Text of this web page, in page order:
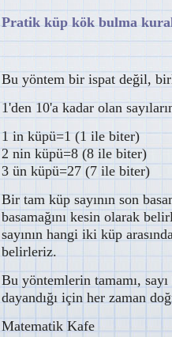
Pratik küp kök bulma
Bu yöntem bir ispat değil,
1'den 10'a kadar olan
1 in küpü=1 (1 ile biter)
2 nin küpü=8 (8 ile biter)
3 ün küpü=27 (7 ile biter)
Bir tam küp sayının son
basamağını kesin olarak
sayının hangi iki küp
belirleriz.
Bu yöntemlerin tamamı, sayı
dayandığı için her zaman
Matematik Kafe